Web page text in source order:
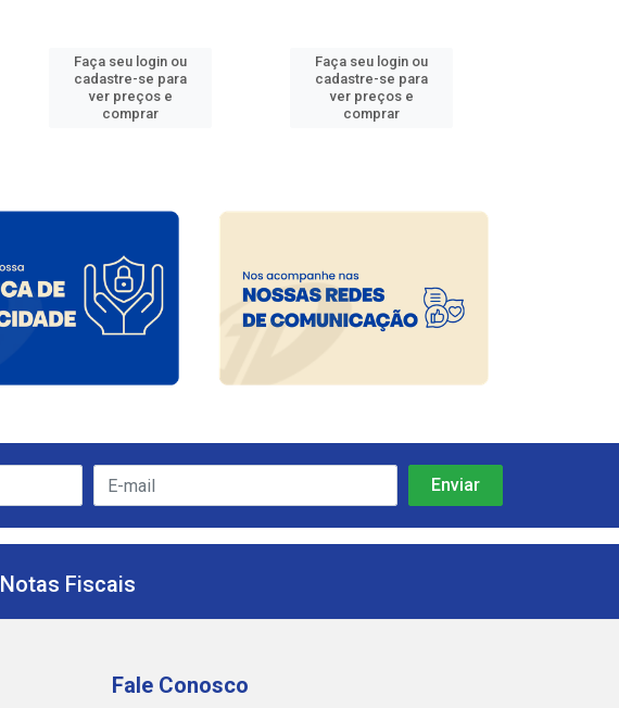
Faça seu login ou
cadastre-se para
ver preços e
comprar
Faça seu login ou
cadastre-se para
ver preços e
comprar
Notas Fiscais
Fale Conosco